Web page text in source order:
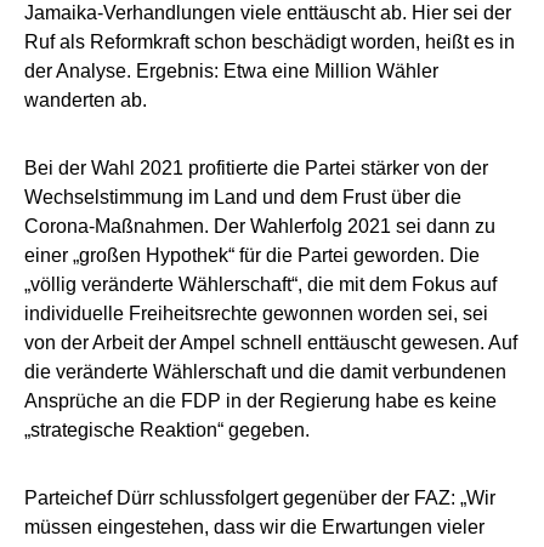
Jamaika-Verhandlungen viele enttäuscht ab. Hier sei der
Ruf als Reformkraft schon beschädigt worden, heißt es in
der Analyse. Ergebnis: Etwa eine Million Wähler
wanderten ab.
Bei der Wahl 2021 profitierte die Partei stärker von der
Wechselstimmung im Land und dem Frust über die
Corona-Maßnahmen. Der Wahlerfolg 2021 sei dann zu
einer „großen Hypothek“ für die Partei geworden. Die
„völlig veränderte Wählerschaft“, die mit dem Fokus auf
individuelle Freiheitsrechte gewonnen worden sei, sei
von der Arbeit der Ampel schnell enttäuscht gewesen. Auf
die veränderte Wählerschaft und die damit verbundenen
Ansprüche an die FDP in der Regierung habe es keine
„strategische Reaktion“ gegeben.
Parteichef Dürr schlussfolgert gegenüber der FAZ: „Wir
müssen eingestehen, dass wir die Erwartungen vieler